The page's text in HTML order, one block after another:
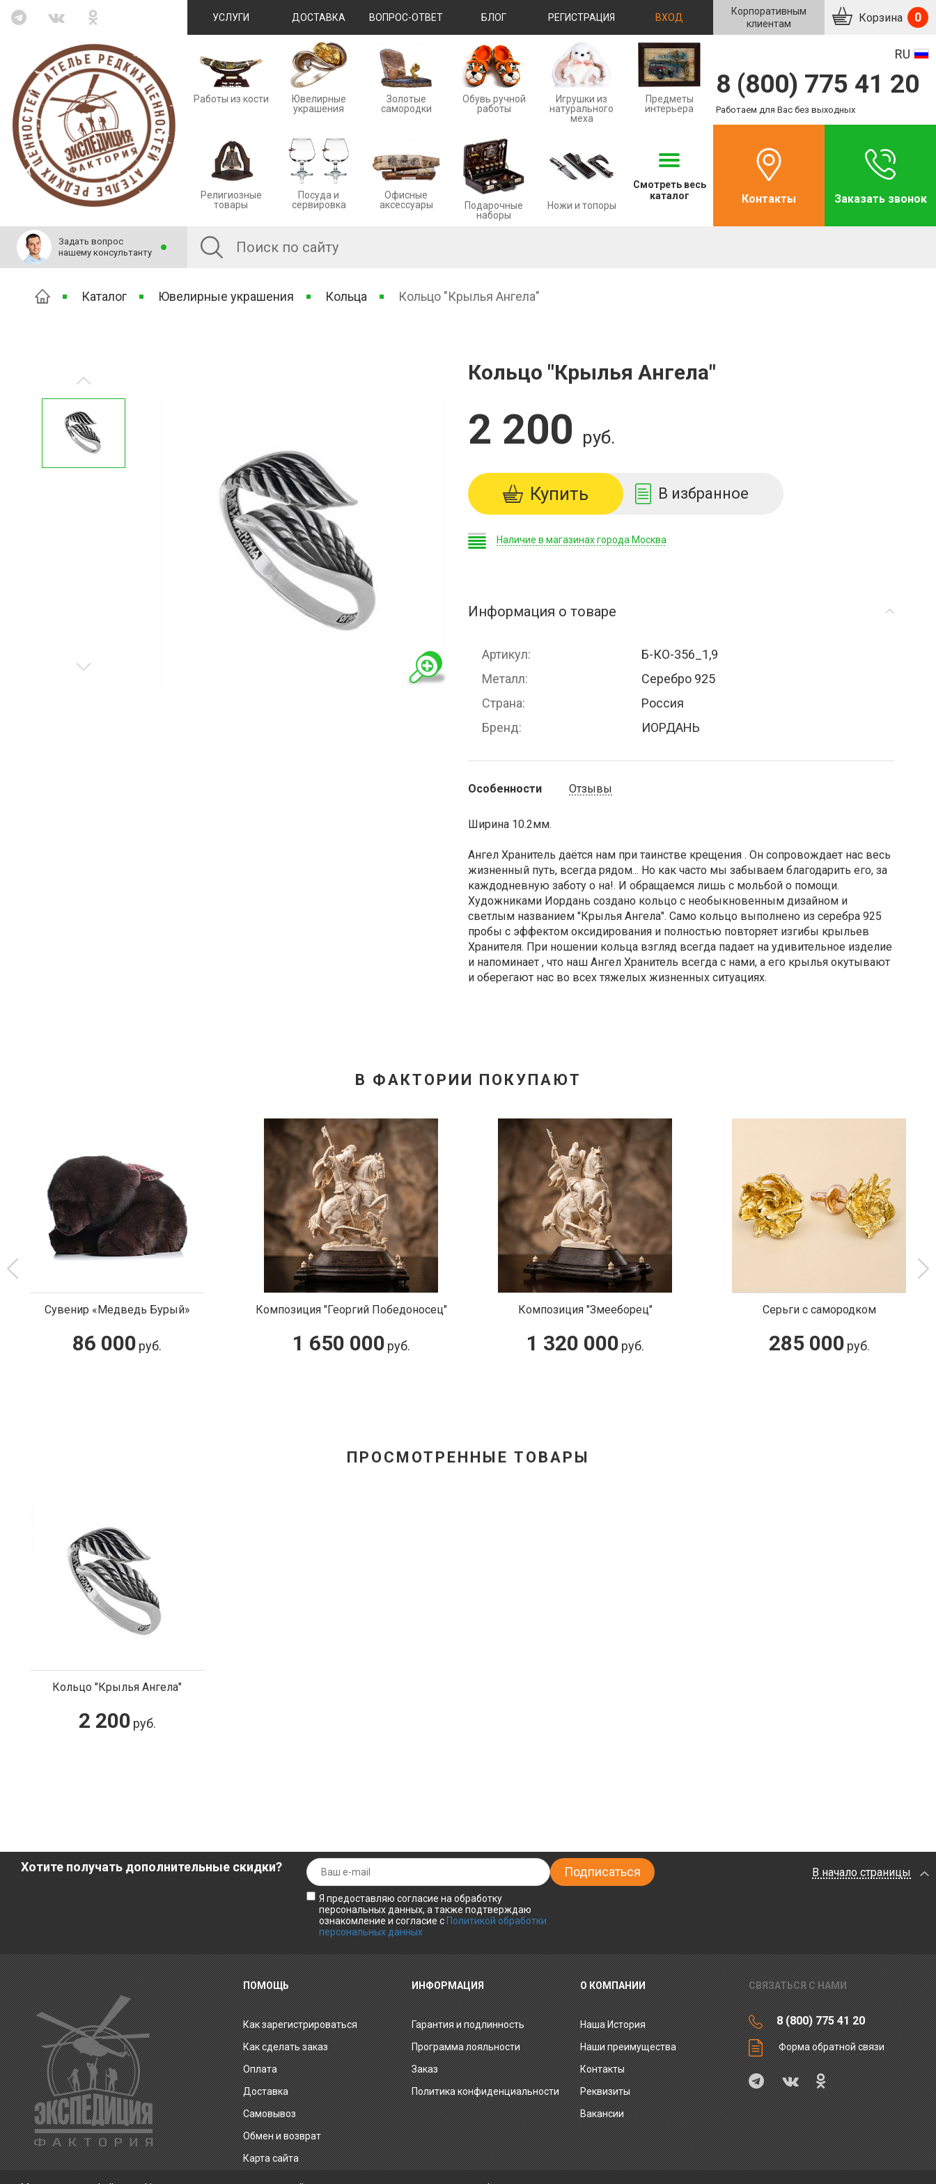
УСЛУГИ ДОСТАВКА ВОПРОС-ОТВЕТ БЛОГ РЕГИСТРАЦИЯ ВХОД
Корпоративным
клиентам
Корзина 0
Работы из кости
Ювелирные
украшения
Золотые
cамородки
Обувь ручной
работы
Игрушки из
натурального
меха
Предметы
интерьера
Религиозные
товары
Посуда и
сервировка
Офисные
аксессуары
Подарочные
наборы
Ножи и топоры
Смотреть весь
каталог
RU
8 (800) 775 41 20
Работаем для Вас без выходных
Контакты Заказать звонок
Задать вопрос
нашему консультанту
Каталог Ювелирные украшения Кольца Кольцо "Крылья Ангела"
Кольцо "Крылья Ангела"
2 200 руб.
Купить В избранное
Наличие в магазинах города Москва
Информация о товаре
Артикул
Б-КО-356_1,9
Металл
Серебро 925
Страна
Россия
Бренд
ИОРДАНЬ
Особенности Отзывы
Ширина 10.2мм.
Ангел Хранитель даётся нам при таинстве крещения . Он сопровождает нас весь
жизненный путь, всегда рядом... Но как часто мы забываем благодарить его, за
каждодневную заботу о на!. И обращаемся лишь с мольбой о помощи.
Художниками Иордань создано кольцо с необыкновенным дизайном и
светлым названием "Крылья Ангела". Само кольцо выполнено из серебра 925
пробы с эффектом оксидирования и полностью повторяет изгибы крыльев
Хранителя. При ношении кольца взгляд всегда падает на удивительное изделие
и напоминает , что наш Ангел Хранитель всегда с нами, а его крылья окутывают
и оберегают нас во всех тяжелых жизненных ситуациях.
В ФАКТОРИИ ПОКУПАЮТ
Сувенир «Медведь Бурый»
86 000 руб.
Композиция "Георгий Победоносец"
1 650 000 руб.
Композиция "Змееборец"
1 320 000 руб.
Серьги с самородком
285 000 руб.
ПРОСМОТРЕННЫЕ ТОВАРЫ
Кольцо "Крылья Ангела"
2 200 руб.
Хотите получать дополнительные скидки?
Я предоставляю согласие на обработку
персональных данных, а также подтверждаю
ознакомление и согласие с Политикой обработки
персональных данных
В начало страницы
ПОМОЩЬ
Как зарегистрироваться
Как сделать заказ
Оплата
Доставка
Самовывоз
Обмен и возврат
Карта сайта
ИНФОРМАЦИЯ
Гарантия и подлинность
Программа лояльности
Заказ
Политика конфиденциальности
О КОМПАНИИ
Наша История
Наши преимущества
Контакты
Реквизиты
Вакансии
СВЯЗАТЬСЯ С НАМИ
8 (800) 775 41 20
Форма обратной связи